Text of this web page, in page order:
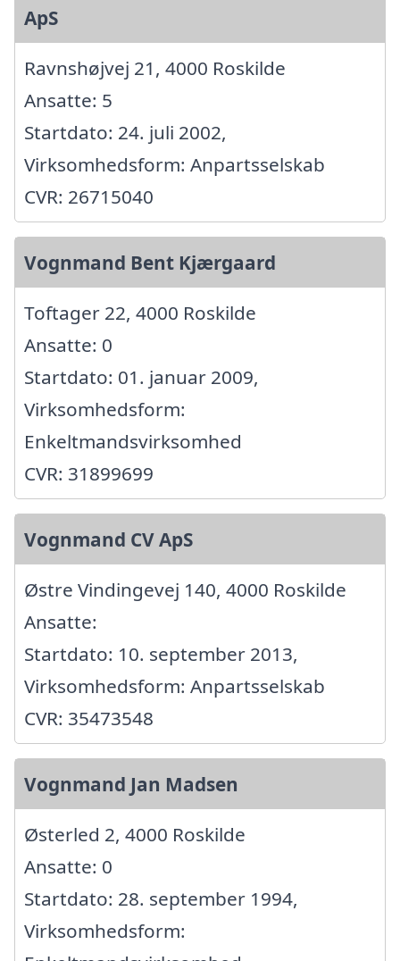
ApS
Ravnshøjvej 21, 4000 Roskilde
Ansatte: 5
Startdato: 24. juli 2002,
Virksomhedsform: Anpartsselskab
CVR: 26715040
Vognmand Bent Kjærgaard
Toftager 22, 4000 Roskilde
Ansatte: 0
Startdato: 01. januar 2009,
Virksomhedsform:
Enkeltmandsvirksomhed
CVR: 31899699
Vognmand CV ApS
Østre Vindingevej 140, 4000 Roskilde
Ansatte:
Startdato: 10. september 2013,
Virksomhedsform: Anpartsselskab
CVR: 35473548
Vognmand Jan Madsen
Østerled 2, 4000 Roskilde
Ansatte: 0
Startdato: 28. september 1994,
Virksomhedsform: